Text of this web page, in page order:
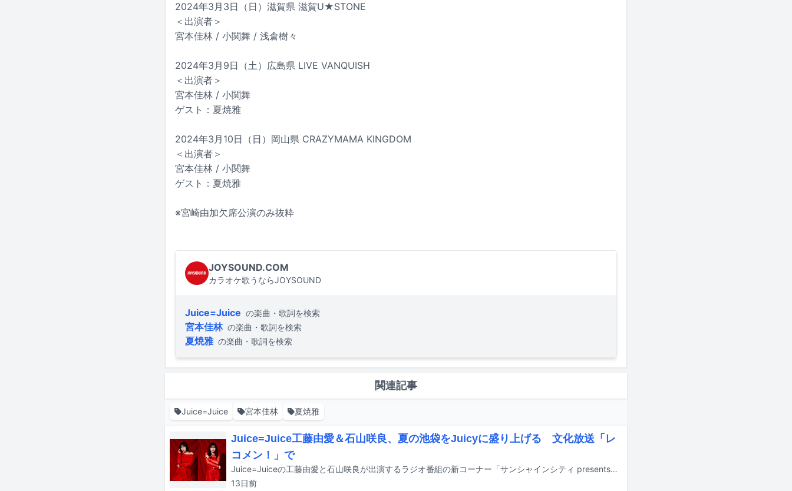
2024年3月3日（日）滋賀県 滋賀U★STONE
＜出演者＞
宮本佳林 / 小関舞 / 浅倉樹々
2024年3月9日（土）広島県 LIVE VANQUISH
＜出演者＞
宮本佳林 / 小関舞
ゲスト：夏焼雅
2024年3月10日（日）岡山県 CRAZYMAMA KINGDOM
＜出演者＞
宮本佳林 / 小関舞
ゲスト：夏焼雅
※宮崎由加欠席公演のみ抜粋
JOYSOUND.COM
カラオケ歌うならJOYSOUND
Juice=Juice の楽曲・歌詞を検索
宮本佳林 の楽曲・歌詞を検索
夏焼雅 の楽曲・歌詞を検索
関連記事
Juice=Juice 宮本佳林 夏焼雅
Juice=Juice工藤由愛＆石山咲良、夏の池袋をJuicyに盛り上げる 文化放送「レ
コメン！」で
Juice=Juiceの工藤由愛と石山咲良が出演するラジオ番組の新コーナー「サンシャインシティ presents Juice=JuiceのJuicy City」が、8月6日に文化放送「レコメン！」内でスタートする。
13日前